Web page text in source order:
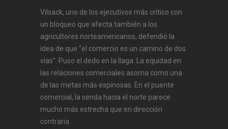
Vilsack, uno de los ejecutivos más crítico con
un bloqueo que afecta también a los
agricultores norteamericanos, defendió la
idea de que “el comercio es un camino de dos
vías”. Puso el dedo en la llaga. La equidad en
las relaciones comerciales asoma como una
de las metas más espinosas. En el puente
comercial, la senda hacia el norte parece
mucho más estrecha que en dirección
contraria.